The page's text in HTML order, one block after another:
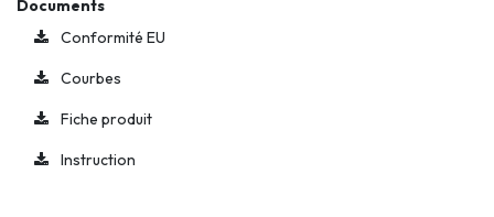
Documents
Conformité EU
Courbes
Fiche produit
Instruction